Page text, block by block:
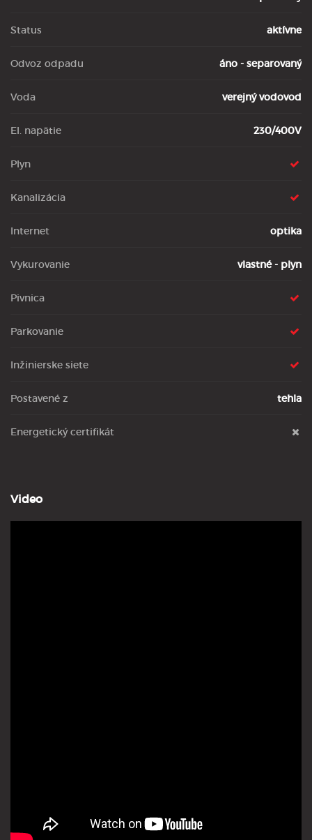
Status aktívne
Odvoz odpadu áno - separovaný
Voda verejný vodovod
El. napätie 230/400V
Plyn
Kanalizácia
Internet optika
Vykurovanie vlastné - plyn
Pivnica
Parkovanie
Inžinierske siete
Postavené z tehla
Energetický certifikát
Video